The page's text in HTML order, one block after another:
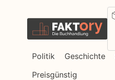
Politik Geschichte
Preisgünstig